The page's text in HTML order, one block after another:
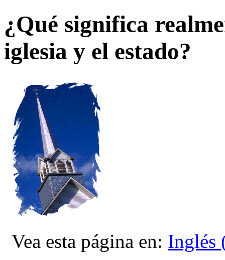
¿Qué significa
iglesia y el estado?
Vea esta página en: Inglés